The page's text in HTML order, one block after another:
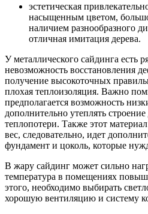
эстетическая
насыщенным цветом,
наличием разнообразного
отличная имитация дерева.
У металлического сайдинга есть
невозможность восстановления
получение высокоточных
плохая теплоизоляция. Важно
предполагается возможность
дополнительно утеплять
теплопотери. Также этот
вес, следовательно, идет
фундамент и цоколь, которые
В жару сайдинг может сильно
температура в помещениях
этого, необходимо выбирать
хорошую вентиляцию и систему